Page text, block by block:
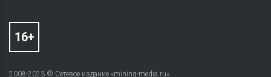
2008-2023 © Сетевое издание «mining-media.ru»